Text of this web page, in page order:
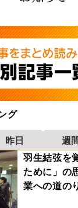
グ
昨日 週
羽生結弦を
ために」の
業への道の